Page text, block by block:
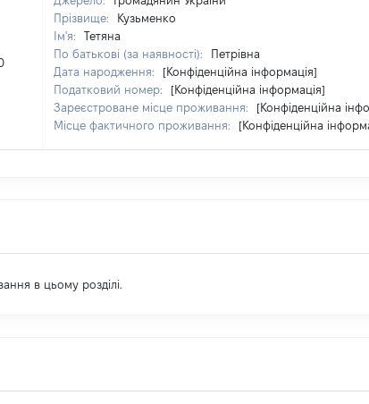
Прізвище:
Кузьменко
Ім'я:
Тетяна
По батькові (за наявності):
Петрівна
Дата народження:
[Конфіденційна інформація]
Податковий номер:
[Конфіденційна інформація]
Зареєстроване місце проживання:
[Конфіденційна
Місце фактичного проживання:
[Конфіденційна
в цьому розділі.